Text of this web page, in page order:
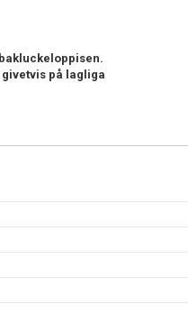
på lagliga